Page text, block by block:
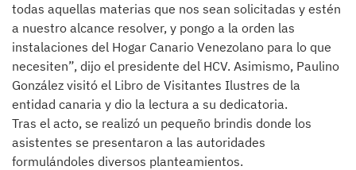
todas aquellas materias que nos sean solicitadas y estén
a nuestro alcance resolver, y pongo a la orden las
instalaciones del Hogar Canario Venezolano para lo que
necesiten”, dijo el presidente del HCV. Asimismo, Paulino
González visitó el Libro de Visitantes Ilustres de la
entidad canaria y dio la lectura a su dedicatoria.
Tras el acto, se realizó un pequeño brindis donde los
asistentes se presentaron a las autoridades
formulándoles diversos planteamientos.